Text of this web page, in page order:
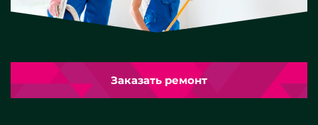
Заказать ремонт